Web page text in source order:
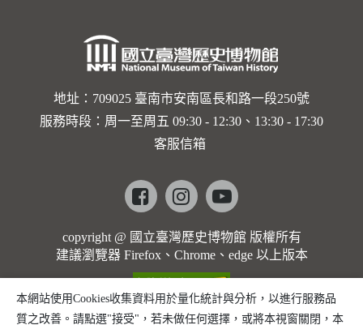
地址：709025 臺南市安南區長和路一段250號
服務時段：周一至周五 09:30 - 12:30、13:30 - 17:30
客服信箱
Facebookinstagramyoutube
copyright @ 國立臺灣歷史博物館 版權所有
建議瀏覽器 Firefox、Chrome、edge 以上版本
本網站使用Cookies收集資料用於量化統計與分析，以進行服務品
質之改善。請點選"接受"，若未做任何選擇，或將本視窗關閉，本